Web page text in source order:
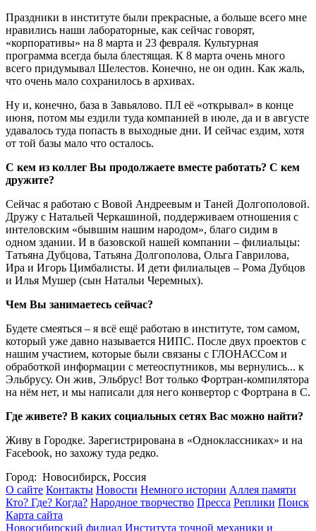
Праздники в институте были прекрасные, а больше всего мне
нравились наши лабораторные, как сейчас говорят,
«корпоративы» на 8 марта и 23 февраля. Культурная
программа всегда была блестящая. К 8 марта очень много
всего придумывал Шелестов. Конечно, не он один. Как жаль,
что очень мало сохранилось в архивах.
Ну и, конечно, база в Завьялово. ПЛ её «открывал» в конце
июня, потом мы ездили туда компанией в июле, да и в августе
удавалось туда попасть в выходные дни. И сейчас ездим, хотя
от той базы мало что осталось.
С кем из коллег Вы продолжаете вместе работать? С кем
дружите?
Сейчас я работаю с Вовой Андреевым и Таней Долгополовой.
Дружу с Натальей Черкашиной, поддерживаем отношения с
интеловским «бывшим нашим народом», благо сидим в
одном здании. И в базовской нашей компании – филиальцы:
Татьяна Дубцова, Татьяна Долгополова, Ольга Гаврилова,
Ира и Игорь Цимбалисты. И дети филиальцев – Рома Дубцов
и Илья Мушер (сын Натальи Черемных).
Чем Вы занимаетесь сейчас?
Будете смеяться – я всё ещё работаю в институте, том самом,
который уже давно называется НИПС. После двух проектов с
нашим участием, которые были связаны с ГЛОНАССом и
обработкой информации с метеоспутников, мы вернулись... к
Эльбрусу. Он жив, Эльбрус! Вот только Фортран-компилятора
на нём нет, и мы написали для него конвертор с Фортрана в С.
Где живете? В каких социальных сетях Вас можно найти?
Живу в Городке. Зарегистрирована в «Одноклассниках» и на
Facebook, но захожу туда редко.
Город: Новосибирск, Россия
О сайте Контакты Новости Немного истории Аллея памяти
Кто? Где? Когда? Народное творчество Пресса Реплики Поиск
Карта сайта
Новосибирский филиал Института точной механики и